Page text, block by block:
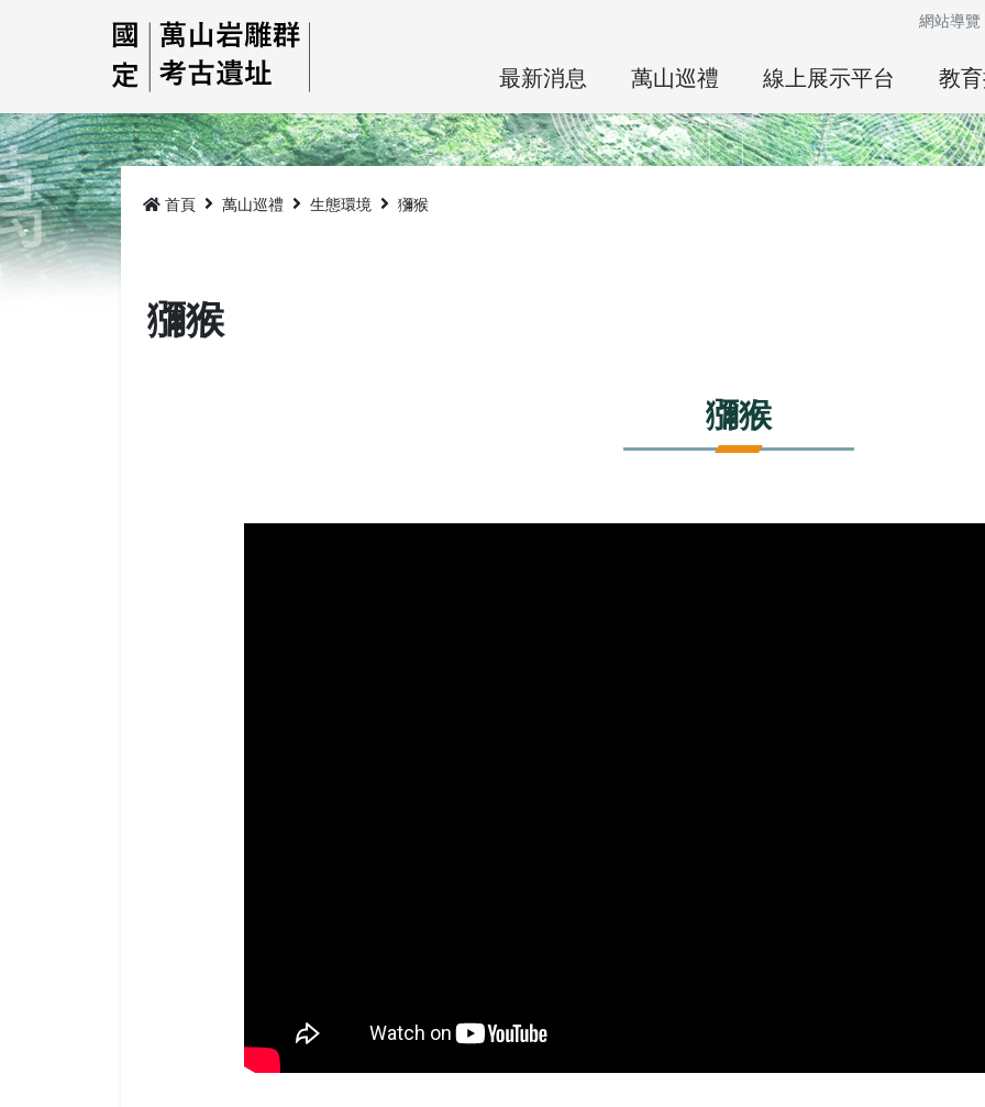
網站導覽
最新消息 萬山巡禮 線上展示平台 教
首頁 萬山巡禮 生態環境 獼猴
獼猴
獼猴